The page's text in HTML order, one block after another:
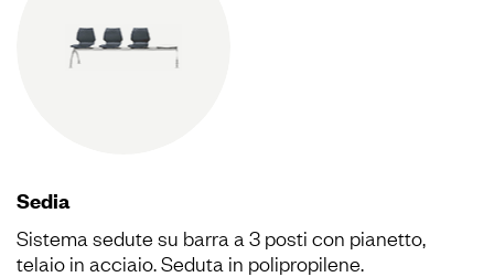
Sedia
Sistema sedute su barra a 3 posti con pianetto,
telaio in acciaio. Seduta in polipropilene.